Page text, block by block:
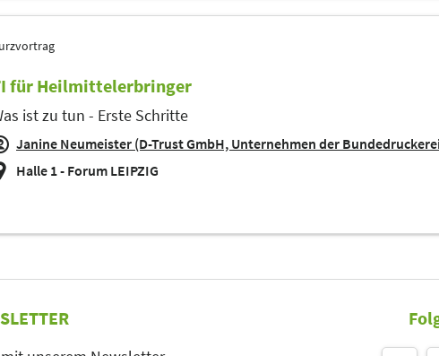
für Heilmittelerbringer
ist zu tun - Erste Schritte
Janine Neumeister (D-Trust GmbH, Unternehmen der
Halle 1 - Forum LEIPZIG